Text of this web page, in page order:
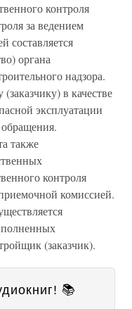
контроля
за ведением
составляется
органа
надзора.
в качестве
эксплуатации
также
контроля
комиссией.
(заказчик).
📚